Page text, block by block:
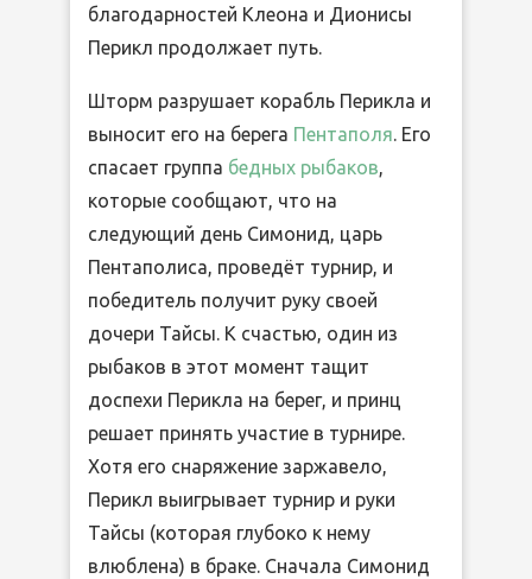
благодарностей Клеона и Дионисы
Перикл продолжает путь.
Шторм разрушает корабль Перикла и
выносит его на берега Пентаполя. Его
спасает группа бедных рыбаков,
которые сообщают, что на
следующий день Симонид, царь
Пентаполиса, проведёт турнир, и
победитель получит руку своей
дочери Тайсы. К счастью, один из
рыбаков в этот момент тащит
доспехи Перикла на берег, и принц
решает принять участие в турнире.
Хотя его снаряжение заржавело,
Перикл выигрывает турнир и руки
Тайсы (которая глубоко к нему
влюблена) в браке. Сначала Симонид